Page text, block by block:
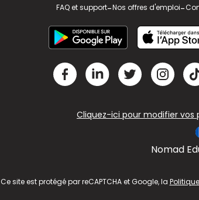
FAQ et support-Nos offres d'emploi-
Cliquez-ici pour modifier
Nomad
Ce site est protégé par reCAPTCHA et Google, la